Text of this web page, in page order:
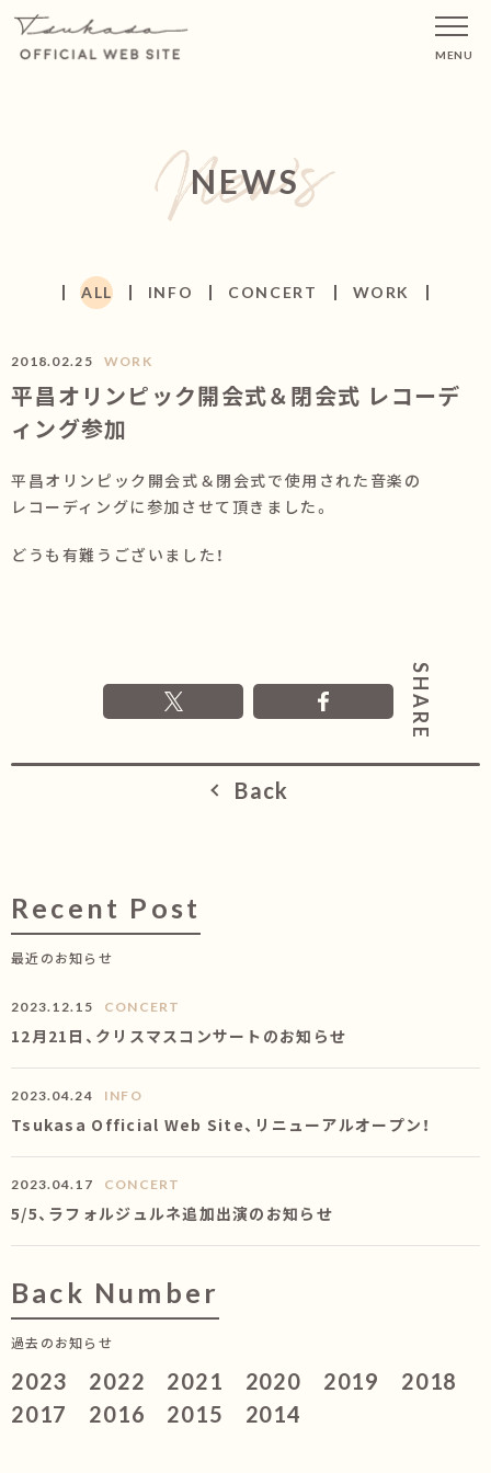
MENU
NEWS
ALL INFO CONCERT WORK
2018.02.25 WORK
平昌オリンピック開会式＆閉会式 レコーデ
ィング参加
平昌オリンピック開会式＆閉会式で使用された音楽の
レコーディングに参加させて頂きました。
どうも有難うございました！
Back
Recent Post
最近のお知らせ
2023.12.15 CONCERT
12月21日、クリスマスコンサートのお知らせ
2023.04.24 INFO
Tsukasa Official Web Site、リニューアルオープン！
2023.04.17 CONCERT
5/5、ラフォルジュルネ追加出演のお知らせ
Back Number
過去のお知らせ
2023 2022 2021 2020 2019
2018
2017
2016 2015 2014